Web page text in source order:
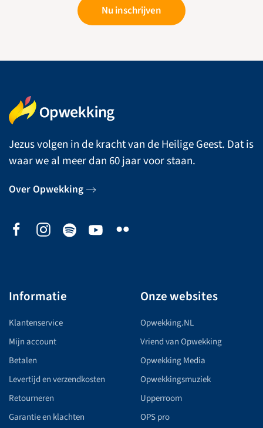
Nu inschrijven
Jezus volgen in de kracht van de Heilige Geest. Dat is
waar we al meer dan 60 jaar voor staan.
Over Opwekking
Informatie
Klantenservice
Mijn account
Betalen
Levertijd en verzendkosten
Retourneren
Garantie en klachten
Onze websites
Opwekking.NL
Vriend van Opwekking
Opwekking Media
Opwekkingsmuziek
Upperroom
OPS pro